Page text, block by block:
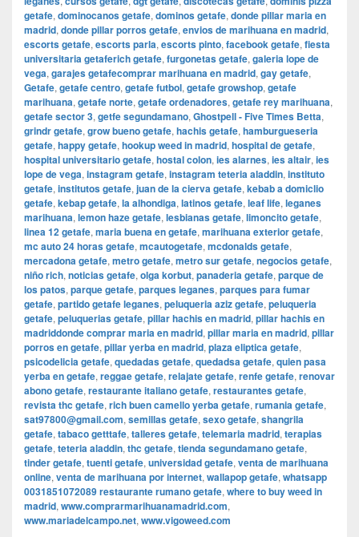
getafe, dominocanos getafe, dominos getafe, donde pillar maria en
madrid, donde pillar porros getafe, envios de marihuana en madrid,
escorts getafe, escorts parla, escorts pinto, facebook getafe, fiesta
universitaria getaferich getafe, furgonetas getafe, galeria lope de
vega, garajes getafecomprar marihuana en madrid, gay getafe,
Getafe, getafe centro, getafe futbol, getafe growshop, getafe
marihuana, getafe norte, getafe ordenadores, getafe rey marihuana,
getafe sector 3, getfe segundamano, Ghostpell - Five Times Betta,
grindr getafe, grow bueno getafe, hachis getafe, hamburgueseria
getafe, happy getafe, hookup weed in madrid, hospital de getafe,
hospital universitario getafe, hostal colon, ies alarnes, ies altair, ies
lope de vega, instagram getafe, instagram teteria aladdin, instituto
getafe, institutos getafe, juan de la cierva getafe, kebab a domiclio
getafe, kebap getafe, la alhondiga, latinos getafe, leaf life, leganes
marihuana, lemon haze getafe, lesbianas getafe, limoncito getafe,
linea 12 getafe, maria buena en getafe, marihuana exterior getafe,
mc auto 24 horas getafe, mcautogetafe, mcdonalds getafe,
mercadona getafe, metro getafe, metro sur getafe, negocios getafe,
niño rich, noticias getafe, olga korbut, panaderia getafe, parque de
los patos, parque getafe, parques leganes, parques para fumar
getafe, partido getafe leganes, peluqueria aziz getafe, peluqueria
getafe, peluquerias getafe, pillar hachis en madrid, pillar hachis en
madriddonde comprar maria en madrid, pillar maria en madrid, pillar
porros en getafe, pillar yerba en madrid, plaza eliptica getafe,
psicodelicia getafe, quedadas getafe, quedadsa getafe, quien pasa
yerba en getafe, reggae getafe, relajate getafe, renfe getafe, renovar
abono getafe, restaurante italiano getafe, restaurantes getafe,
revista thc getafe, rich buen camello yerba getafe, rumania getafe,
sat97800@gmail.com, semillas getafe, sexo getafe, shangrila
getafe, tabaco getttafe, talleres getafe, telemaria madrid, terapias
getafe, teteria aladdin, thc getafe, tienda segundamano getafe,
tinder getafe, tuenti getafe, universidad getafe, venta de marihuana
online, venta de marihuana por internet, wallapop getafe, whatsapp
0031851072089 restaurante rumano getafe, where to buy weed in
madrid, www.comprarmarihuanamadrid.com,
www.mariadelcampo.net, www.vigoweed.com